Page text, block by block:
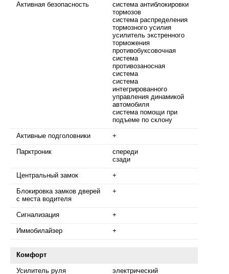
Активная безопасность
система антиблокировки
тормозов
система распределения
тормозного усилия
усилитель экстренного
торможения
противобуксовочная
система
противозаносная
система
cистема
интегрированного
управления динамикой
автомобиля
система помощи при
подъеме по склону
Активные подголовники +
Парктроник
спереди
сзади
Центральный замок +
Блокировка замков дверей
с места водителя
+
Сигнализация +
Иммобилайзер +
Комфорт
Усилитель руля электрический